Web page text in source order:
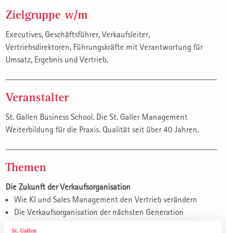
Zielgruppe w/m
Executives, Geschäftsführer, Verkaufsleiter,
Vertriebsdirektoren, Führungskräfte mit Verantwortung für
Umsatz, Ergebnis und Vertrieb.
Veranstalter
St. Gallen Business School. Die St. Galler Management
Weiterbildung für die Praxis. Qualität seit über 40 Jahren.
Themen
Die Zukunft der Verkaufsorganisation
Wie KI und Sales Management den Vertrieb verändern
Die Verkaufsorganisation der nächsten Generation